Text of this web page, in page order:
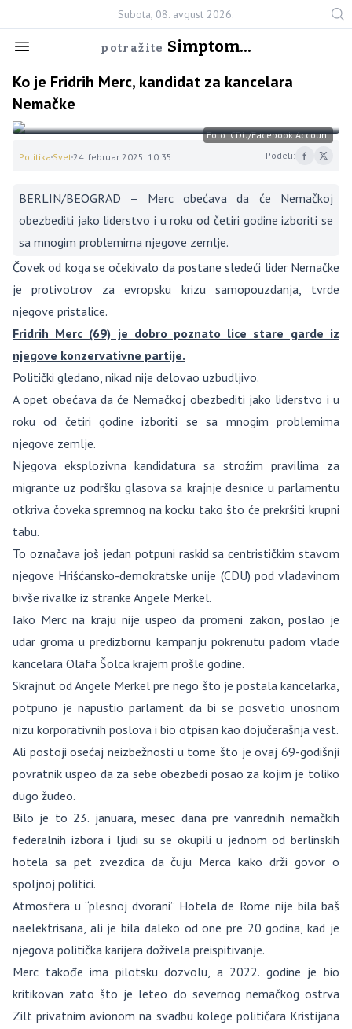
Subota, 08. avgust 2026.
potražite Simptom...
Ko je Fridrih Merc, kandidat za kancelara
Nemačke
Foto: CDU/Facebook Account
Politika Svet24. februar 2025. 10:35 Podeli:
BERLIN/BEOGRAD – Merc obećava da će Nemačkoj
obezbediti jako liderstvo i u roku od četiri godine izboriti se
sa mnogim problemima njegove zemlje.
Čovek od koga se očekivalo da postane sledeći lider Nemačke
je protivotrov za evropsku krizu samopouzdanja, tvrde
njegove pristalice.
Fridrih Merc (69) je dobro poznato lice stare garde iz
njegove konzervativne partije.
Politički gledano, nikad nije delovao uzbudljivo.
A opet obećava da će Nemačkoj obezbediti jako liderstvo i u
roku od četiri godine izboriti se sa mnogim problemima
njegove zemlje.
Njegova eksplozivna kandidatura sa strožim pravilima za
migrante uz podršku glasova sa krajnje desnice u parlamentu
otkriva čoveka spremnog na kocku tako što će prekršiti krupni
tabu.
To označava još jedan potpuni raskid sa centrističkim stavom
njegove Hrišćansko-demokratske unije (CDU) pod vladavinom
bivše rivalke iz stranke Angele Merkel.
Iako Merc na kraju nije uspeo da promeni zakon, poslao je
udar groma u predizbornu kampanju pokrenutu padom vlade
kancelara Olafa Šolca krajem prošle godine.
Skrajnut od Angele Merkel pre nego što je postala kancelarka,
potpuno je napustio parlament da bi se posvetio unosnom
nizu korporativnih poslova i bio otpisan kao dojučerašnja vest.
Ali postoji osećaj neizbežnosti u tome što je ovaj 69-godišnji
povratnik uspeo da za sebe obezbedi posao za kojim je toliko
dugo žudeo.
Bilo je to 23. januara, mesec dana pre vanrednih nemačkih
federalnih izbora i ljudi su se okupili u jednom od berlinskih
hotela sa pet zvezdica da čuju Merca kako drži govor o
spoljnoj politici.
Atmosfera u “plesnoj dvorani” Hotela de Rome nije bila baš
naelektrisana, ali je bila daleko od one pre 20 godina, kad je
njegova politička karijera doživela preispitivanje.
Merc takođe ima pilotsku dozvolu, a 2022. godine je bio
kritikovan zato što je leteo do severnog nemačkog ostrva
Zilt privatnim avionom na svadbu kolege političara Kristijana